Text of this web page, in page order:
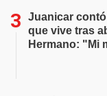
Juanicar
que vive tras
Hermano: "Mi